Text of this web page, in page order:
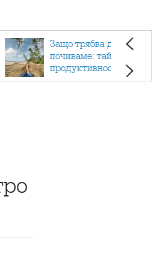
Защо трябва да си
почиваме: тайната на
продуктивността,
здравето и добрия